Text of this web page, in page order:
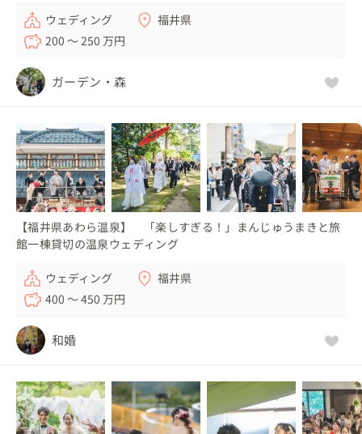
ウェディング
福井県
200 〜 250 万円
ガーデン・森
【福井県あわら温泉】 「楽しすぎる！」まんじゅうまきと旅
館一棟貸切の温泉ウェディング
ウェディング
福井県
400 〜 450 万円
和婚